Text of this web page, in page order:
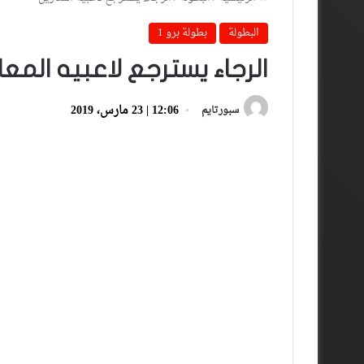
البطولة
بطولة برو 1
الرجاء يسترجع لاعبيه
سبورتايم 12:06 | 23 مارس، 2019